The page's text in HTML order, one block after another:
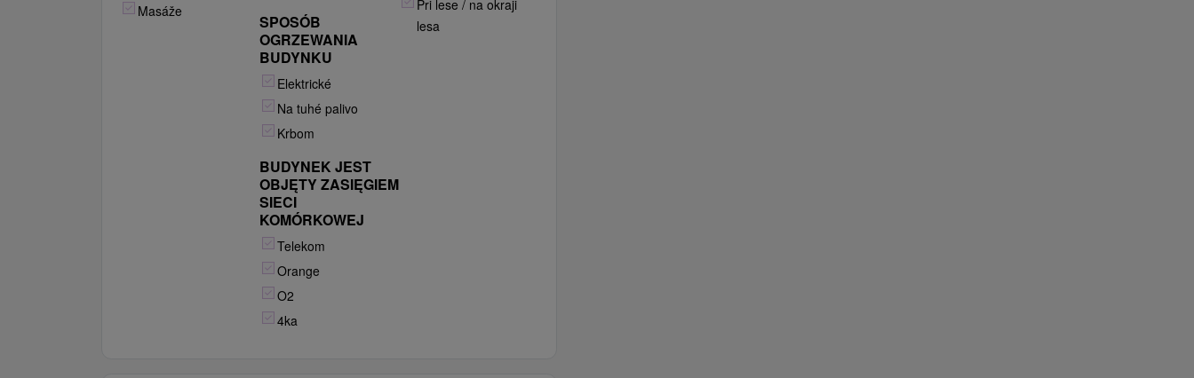
Masáže
SPOSÓB
OGRZEWANIA
BUDYNKU
Elektrické
Na tuhé palivo
Krbom
BUDYNEK JEST
OBJĘTY ZASIĘGIEM
SIECI
KOMÓRKOWEJ
Telekom
Orange
O2
4ka
Pri lese / na okraji
lesa